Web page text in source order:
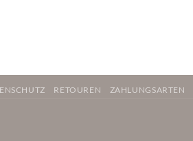
RETOUREN ZAHLUNGSARTEN